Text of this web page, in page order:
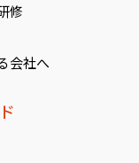
修
会社へ